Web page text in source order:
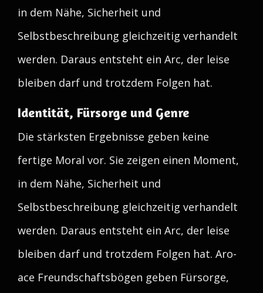
in dem Nähe, Sicherheit und
Selbstbeschreibung gleichzeitig verhandelt
werden. Daraus entsteht ein Arc, der leise
bleiben darf und trotzdem Folgen hat.
Identität, Fürsorge und Genre
Die stärksten Ergebnisse geben keine
fertige Moral vor. Sie zeigen einen Moment,
in dem Nähe, Sicherheit und
Selbstbeschreibung gleichzeitig verhandelt
werden. Daraus entsteht ein Arc, der leise
bleiben darf und trotzdem Folgen hat. Aro-
ace Freundschaftsbögen geben Fürsorge,